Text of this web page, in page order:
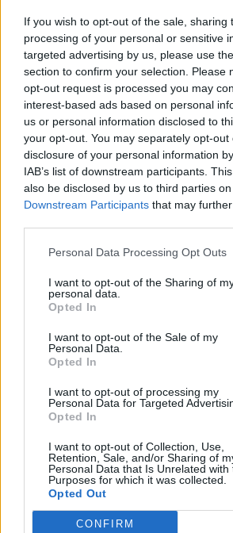
If you wish to opt-out of the sale, sharing
processing of your personal or sensitive
targeted advertising by us, please use
section to confirm your selection. Please
opt-out request is processed you may
interest-based ads based on personal
us or personal information disclosed to
your opt-out. You may separately opt-
disclosure of your personal information
IAB’s list of downstream participants.
also be disclosed by us to third parties
Downstream Participants that may
Personal Data Processing Opt Outs
I want to opt-out of the Sharing of
personal data.
Opted In
I want to opt-out of the Sale of my
Personal Data.
Opted In
I want to opt-out of processing my
Personal Data for Targeted
Opted In
I want to opt-out of Collection, Use,
Retention, Sale, and/or Sharing of
Personal Data that Is Unrelated with
Purposes for which it was collected.
Opted Out
CONFIRM
estraneità dei soggetti
accuse di riciclaggio,
infedeltà patrimoniale. «Per me
sollievo dopo due anni difficili»
Stefano, rivolgendo anche «un
commosso ai familiari della
si sono trovati, loro malgrado, a
già profondo nonostante la
estraneità ai fatti».
L’ultimo bilancio disponibile di
spa, quello del 2024, mostra
netto di liquidazione di 11,4
9,63 milioni , per lo più risultato
conclusione del contenzioso
sul rimborso di un finanziamento
La Keep Rising risulta detenere il
a luglio 2025 ha emesso un
obbligazionario senior di 19
estinguere un’apertura di
Deutsche Bank. La controllante
chiuso il bilancio 2024 (ultimo
una perdita di 14 milioni.